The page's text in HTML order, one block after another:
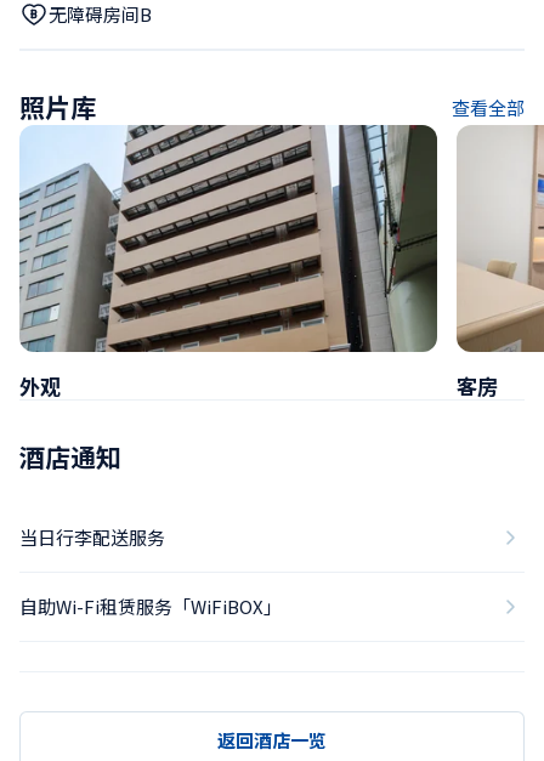
无障碍房间B
照片库 查看全部
外观 客房
酒店通知
当日行李配送服务
自助Wi-Fi租赁服务「WiFiBOX」
返回酒店一览